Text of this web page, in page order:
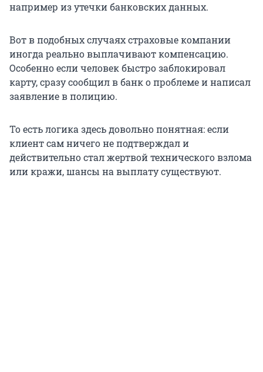
например из утечки банковских данных.
Вот в подобных случаях страховые компании
иногда реально выплачивают компенсацию.
Особенно если человек быстро заблокировал
карту, сразу сообщил в банк о проблеме и написал
заявление в полицию.
То есть логика здесь довольно понятная: если
клиент сам ничего не подтверждал и
действительно стал жертвой технического взлома
или кражи, шансы на выплату существуют.